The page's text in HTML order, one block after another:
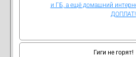
и ГБ, а ещё домашний
ДОПЛАТ!
Гиги не горят!